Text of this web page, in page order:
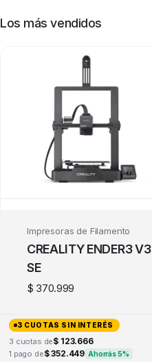
Los más vendidos
Impresoras de Filamento
CREALITY ENDER3 V3
SE
$ 370.999
3 CUOTAS SIN INTERÉS
3 cuotas de$ 123.666
1 pago de$ 352.449 Ahorrás 5%